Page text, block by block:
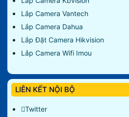
Lắp Camera Vantech
Lắp Camera Dahua
Lắp Đặt Camera Hikvision
Lắp Camera Wifi Imou
LIÊN KẾT NỘI BỘ
Twitter